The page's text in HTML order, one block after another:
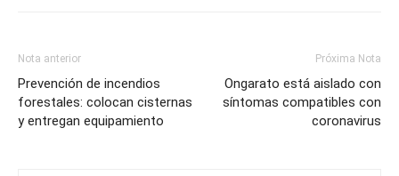
Nota anterior
Prevención de incendios
forestales: colocan cisternas
y entregan equipamiento
Próxima Nota
Ongarato está aislado con
síntomas compatibles con
coronavirus